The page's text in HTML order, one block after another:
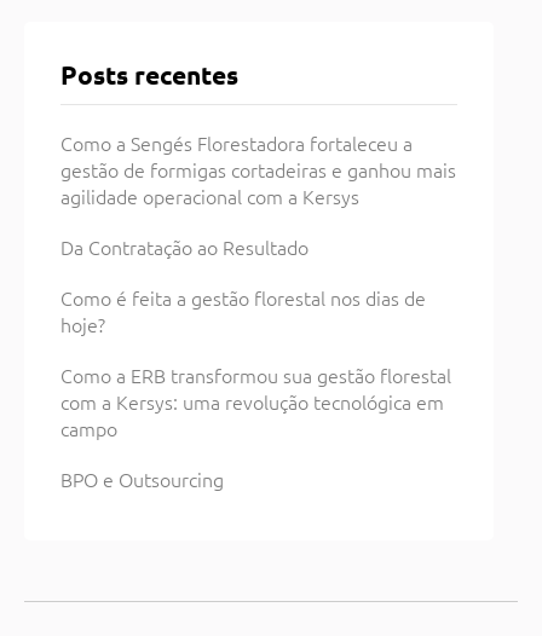
Posts recentes
Como a Sengés Florestadora fortaleceu a
gestão de formigas cortadeiras e ganhou mais
agilidade operacional com a Kersys
Da Contratação ao Resultado
Como é feita a gestão florestal nos dias de
hoje?
Como a ERB transformou sua gestão florestal
com a Kersys: uma revolução tecnológica em
campo
BPO e Outsourcing